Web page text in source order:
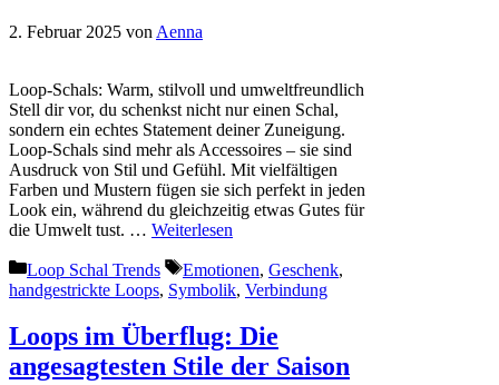
2. Februar 2025 von Aenna
Loop-Schals: Warm, stilvoll und umweltfreundlich
Stell dir vor, du schenkst nicht nur einen Schal,
sondern ein echtes Statement deiner Zuneigung.
Loop-Schals sind mehr als Accessoires – sie sind
Ausdruck von Stil und Gefühl. Mit vielfältigen
Farben und Mustern fügen sie sich perfekt in jeden
Look ein, während du gleichzeitig etwas Gutes für
die Umwelt tust. … Weiterlesen
Kategorien
Loop Schal Trends Schlagwörter
Emotionen, Geschenk,
handgestrickte Loops, Symbolik, Verbindung
Loops im Überflug: Die
angesagtesten Stile der Saison